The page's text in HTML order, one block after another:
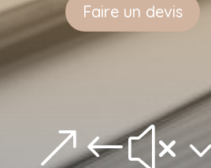
Faire un devis